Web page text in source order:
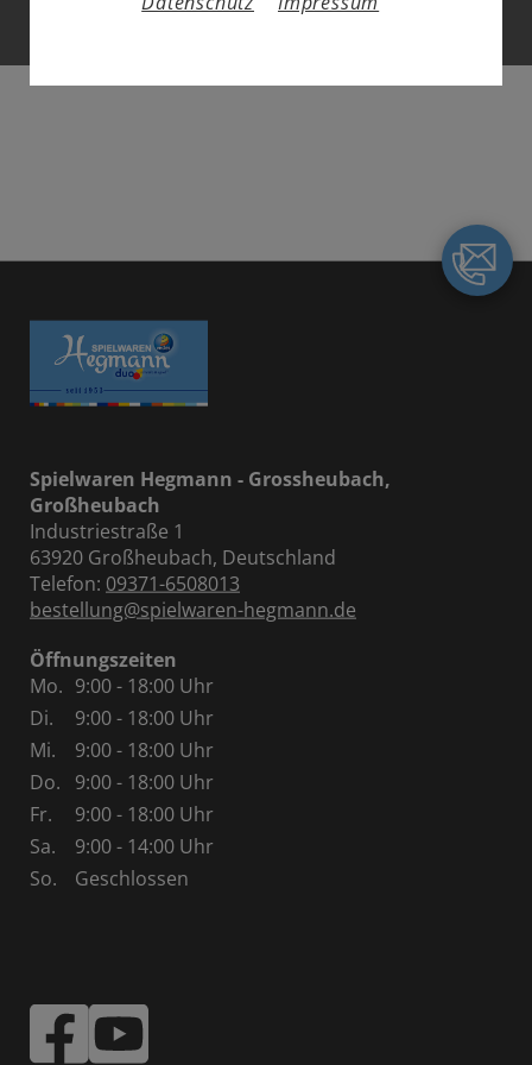
Spielwaren Hegmann - Grossheubach,
Großheubach
Industriestraße 1
63920 Großheubach, Deutschland
Telefon: 09371-6508013
bestellung@spielwaren-hegmann.de
Öffnungszeiten
Mo. 9:00 - 18:00 Uhr
Di.
9:00 - 18:00 Uhr
Mi.
9:00 - 18:00 Uhr
Do.
9:00 - 18:00 Uhr
Fr.
9:00 - 18:00 Uhr
Sa.
9:00 - 14:00 Uhr
So.
Geschlossen